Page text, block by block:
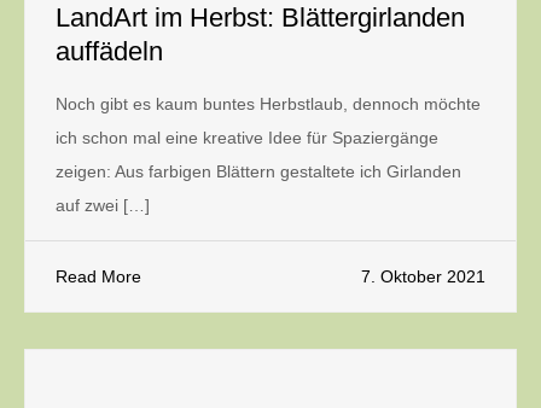
LandArt im Herbst: Blättergirlanden
auffädeln
Noch gibt es kaum buntes Herbstlaub, dennoch möchte
ich schon mal eine kreative Idee für Spaziergänge
zeigen: Aus farbigen Blättern gestaltete ich Girlanden
auf zwei […]
Read More 7. Oktober 2021